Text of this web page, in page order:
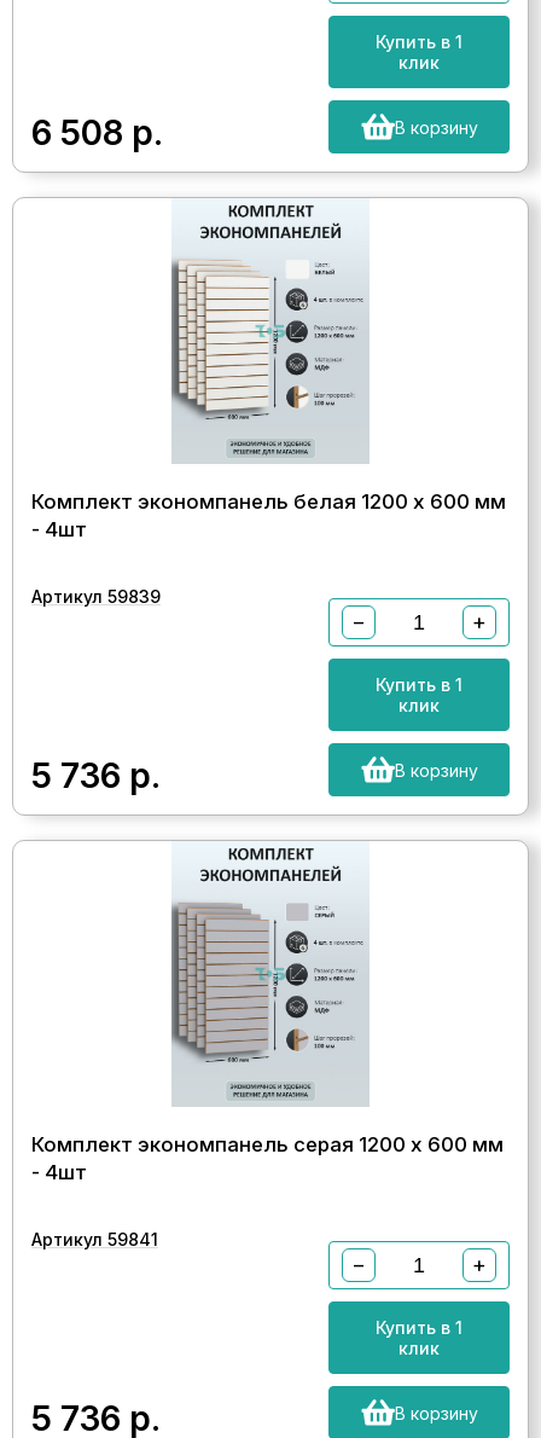
6 508 р.
Купить в 1
клик
В корзину
Комплект экономпанель белая 1200 х 600 мм
- 4шт
Артикул 59839
5 736 р.
− +
Купить в 1
клик
В корзину
Комплект экономпанель серая 1200 х 600 мм
- 4шт
Артикул 59841
5 736 р.
− +
Купить в 1
клик
В корзину